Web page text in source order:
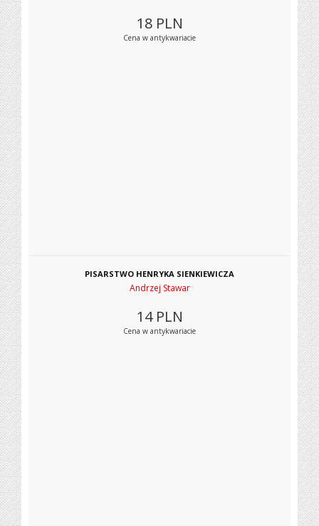
18 PLN
Cena w antykwariacie
PISARSTWO HENRYKA SIENKIEWICZA
Andrzej Stawar
14 PLN
Cena w antykwariacie